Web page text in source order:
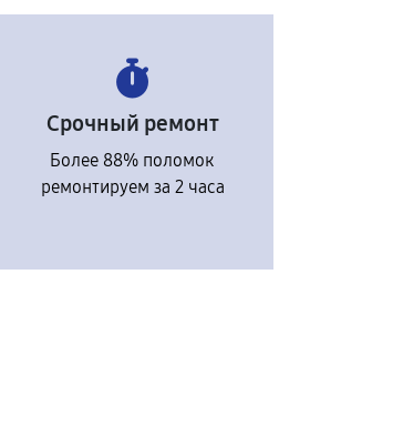
Срочный ремонт
Более 88% поломок
ремонтируем за 2 часа